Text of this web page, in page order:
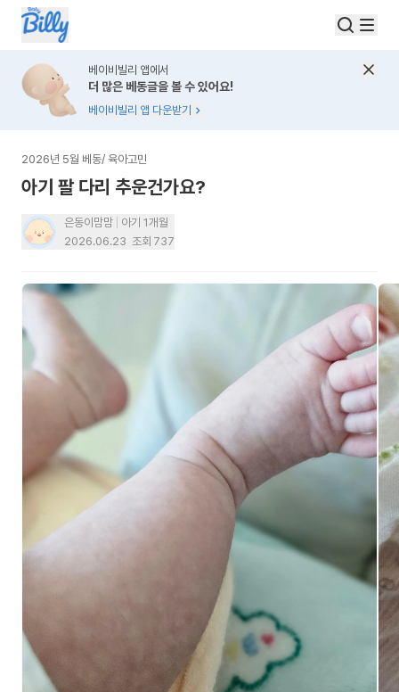
베이비빌리 앱에서
더 많은 베동글을 볼 수 있어요!
베이비빌리 앱 다운받기
2026년 5월 베동/ 육아고민
아기 팔 다리 추운건가요?
은동이맘맘
아기 1개월
2026.06.23 조회 737